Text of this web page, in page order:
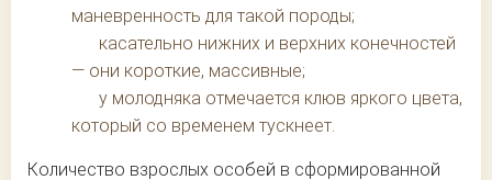
маневренность для такой породы;
касательно нижних и верхних конечностей
— они короткие, массивные;
у молодняка отмечается клюв яркого цвета,
который со временем тускнеет.
Количество взрослых особей в сформированной